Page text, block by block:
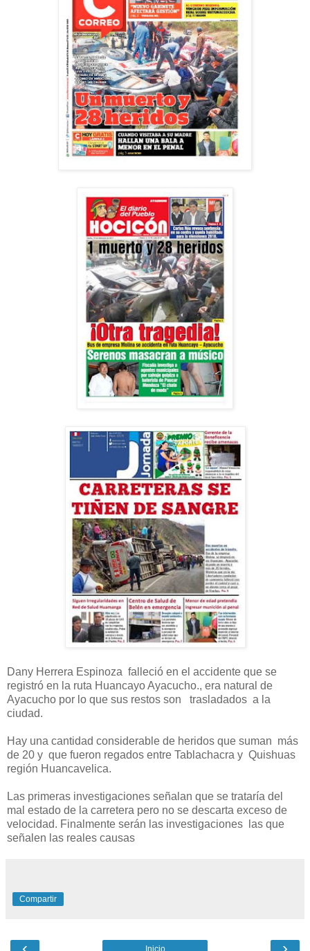
Dany Herrera Espinoza falleció en el accidente que se
registró en la ruta Huancayo Ayacucho., era natural de
Ayacucho por lo que sus restos son trasladados a la
ciudad.
Hay una cantidad considerable de heridos que suman más
de 20 y que fueron regados entre Tablachacra y Quishuas
región Huancavelica.
Las primeras investigaciones señalan que se trataría del
mal estado de la carretera pero no se descarta exceso de
velocidad. Finalmente serán las investigaciones las que
señalen las reales causas
Compartir
Inicio